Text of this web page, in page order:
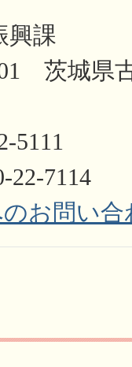
興課
茨城県
5111
22-7114
お問い合